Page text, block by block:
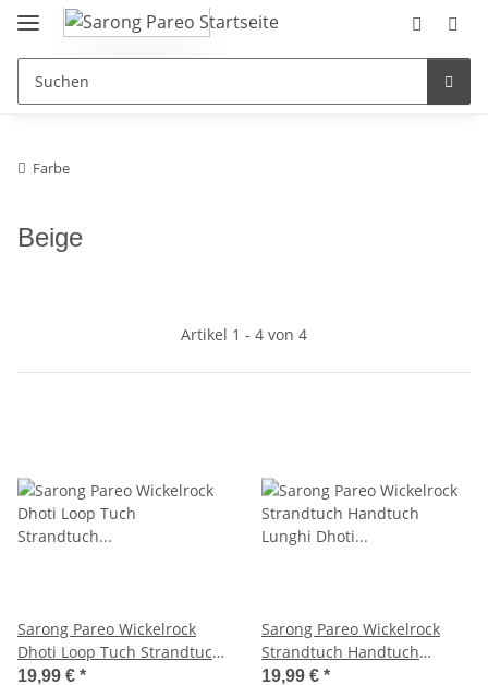
Farbe
Beige
Artikel 1 - 4 von 4
Sarong Pareo Wickelrock
Dhoti Loop Tuch Strandtuch
Handtuch Schal Beige Braun
19,99 € *
Sarong Pareo Wickelrock
Strandtuch Handtuch
Lunghi Dhoti Wandbehang
19,99 € *